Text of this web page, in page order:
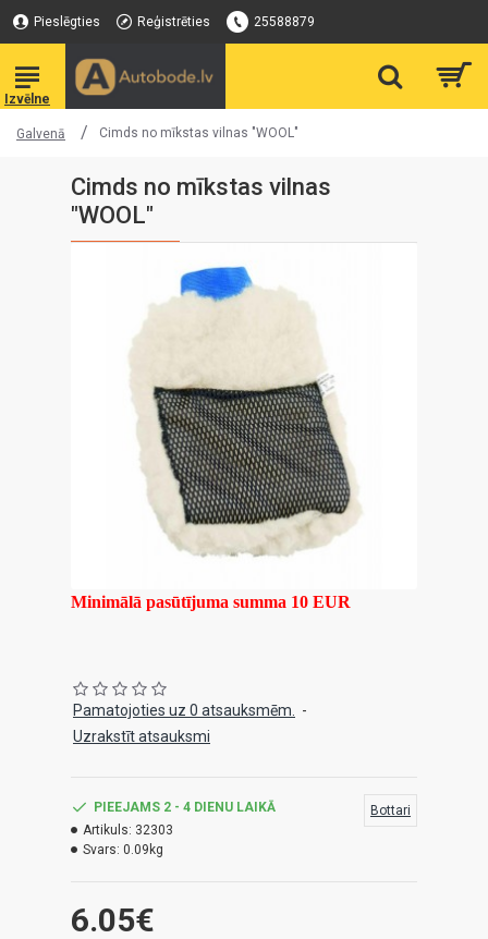
Pieslēgties Reģistrēties 25588879
Galvenā Cimds no mīkstas vilnas "WOOL"
Cimds no mīkstas vilnas
"WOOL"
Minimālā pasūtījuma summa 10 EUR
Pamatojoties uz 0 atsauksmēm.
-
Uzrakstīt atsauksmi
6.05€
PIEEJAMS 2 - 4 DIENU LAIKĀ
Artikuls: 32303
Svars: 0.09kg
Bottari